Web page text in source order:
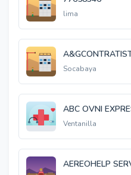
lima
Socabaya
ABC OVNI
Ventanilla
AEREOHELP